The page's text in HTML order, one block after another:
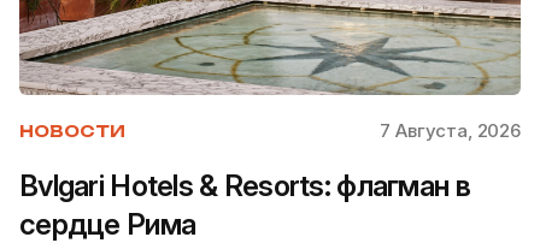
НОВОСТИ 7 Августа, 2026
Bvlgari Hotels & Resorts: флагман в
сердце Рима